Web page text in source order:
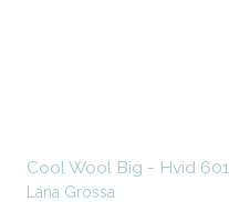
Cool Wool Big - Hvid
Lana Grossa